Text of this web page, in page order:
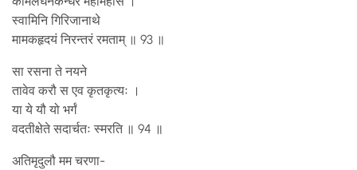
स्वामिनि गिरिजानाथे
मामकहृदयं निरन्तरं रमताम् ॥ 93 ॥
सा रसना ते नयने
तावेव करौ स एव कृतकृत्यः ।
या ये यौ यो भर्गं
वदतीक्षेते सदार्चतः स्मरति ॥ 94 ॥
अतिमृदुलौ मम चरणा-